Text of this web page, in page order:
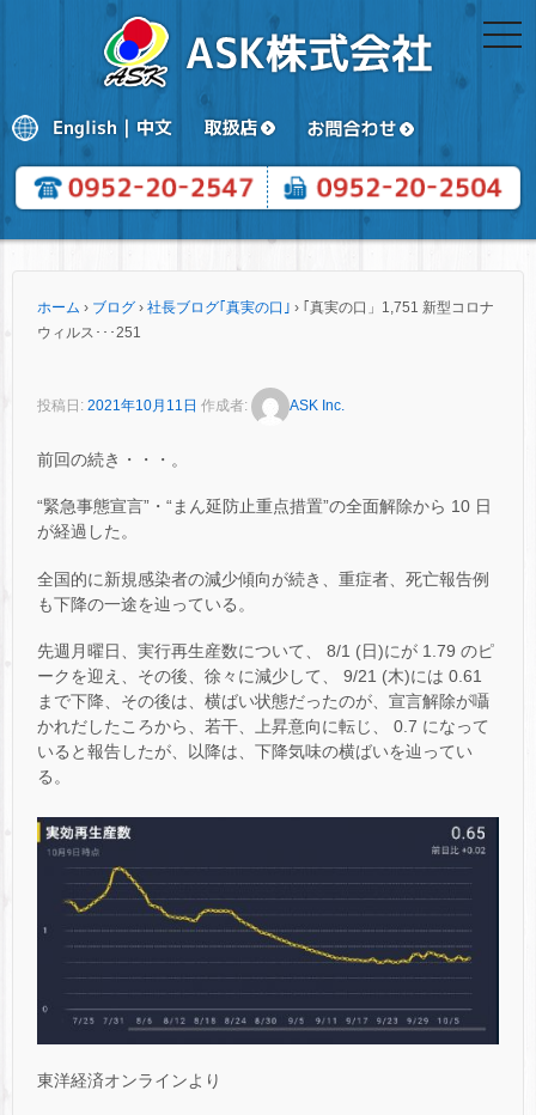
ホーム › ブログ › 社長ブログ｢真実の口｣ › ｢真実の口」1,751 新型コロナ
ウィルス･･･251
投稿日: 2021年10月11日 作成者: ASK Inc.
前回の続き・・・。
“緊急事態宣言”・“まん延防止重点措置”の全面解除から 10 日
が経過した。
全国的に新規感染者の減少傾向が続き、重症者、死亡報告例
も下降の一途を辿っている。
先週月曜日、実行再生産数について、 8/1 (日)にが 1.79 のピ
ークを迎え、その後、徐々に減少して、 9/21 (木)には 0.61
まで下降、その後は、横ばい状態だったのが、宣言解除が囁
かれだしたころから、若干、上昇意向に転じ、 0.7 になって
いると報告したが、以降は、下降気味の横ばいを辿ってい
る。
東洋経済オンラインより